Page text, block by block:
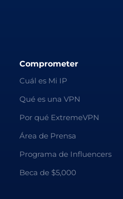
Comprometer
Cuál es Mi IP
Qué es una VPN
Por qué ExtremeVPN
Área de Prensa
Programa de Influencers
Beca de $5,000